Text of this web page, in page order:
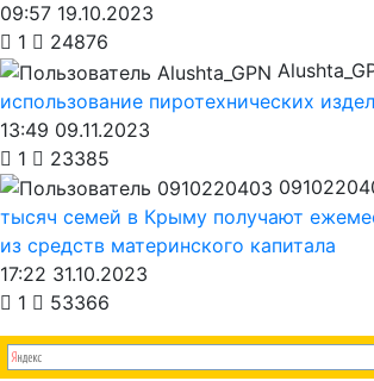
09:57 19.10.2023
1
24876
использование пиротехнических
13:49 09.11.2023
1
23385
тысяч семей в Крыму получают
из средств материнского капитала
17:22 31.10.2023
1
53366